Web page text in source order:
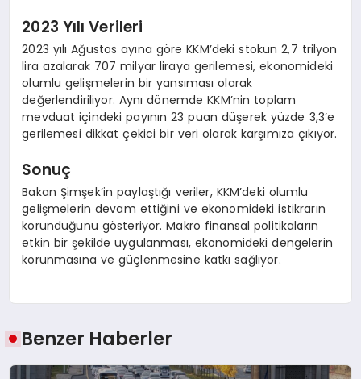
2023 Yılı Verileri
2023 yılı Ağustos ayına göre KKM’deki stokun 2,7 trilyon
lira azalarak 707 milyar liraya gerilemesi, ekonomideki
olumlu gelişmelerin bir yansıması olarak
değerlendiriliyor. Aynı dönemde KKM’nin toplam
mevduat içindeki payının 23 puan düşerek yüzde 3,3’e
gerilemesi dikkat çekici bir veri olarak karşımıza çıkıyor.
Sonuç
Bakan Şimşek’in paylaştığı veriler, KKM’deki olumlu
gelişmelerin devam ettiğini ve ekonomideki istikrarın
korunduğunu gösteriyor. Makro finansal politikaların
etkin bir şekilde uygulanması, ekonomideki dengelerin
korunmasına ve güçlenmesine katkı sağlıyor.
Benzer Haberler